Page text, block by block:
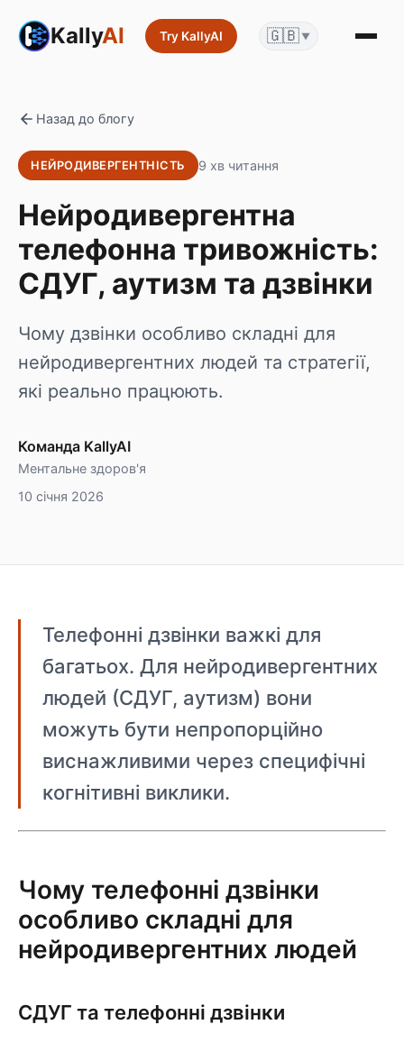
KallyAI Try KallyAI 🇬🇧 ▼
Назад до блогу
НЕЙРОДИВЕРГЕНТНІСТЬ 9 хв читання
Нейродивергентна
телефонна тривожність:
СДУГ, аутизм та дзвінки
Чому дзвінки особливо складні для
нейродивергентних людей та стратегії,
які реально працюють.
Команда KallyAI
Ментальне здоров'я
10 січня 2026
Телефонні дзвінки важкі для
багатьох. Для нейродивергентних
людей (СДУГ, аутизм) вони
можуть бути непропорційно
виснажливими через специфічні
когнітивні виклики.
Чому телефонні дзвінки
особливо складні для
нейродивергентних людей
СДУГ та телефонні дзвінки